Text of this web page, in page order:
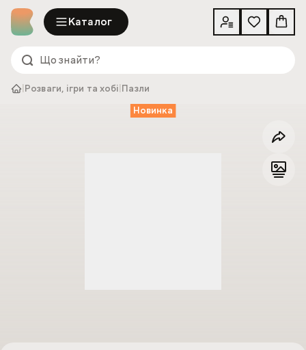
Каталог
Розваги, ігри та хобі Пазли
Новинка